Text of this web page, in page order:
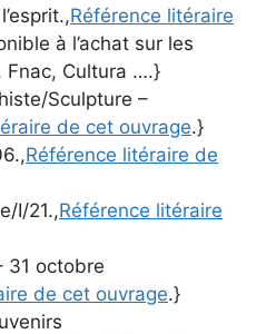
Référence litéraire
à l’achat sur les
Fnac, Cultura ….}
Sculpture –
de cet ouvrage.}
Référence litéraire de
I/21.,Référence litéraire
31 octobre
de cet ouvrage.}